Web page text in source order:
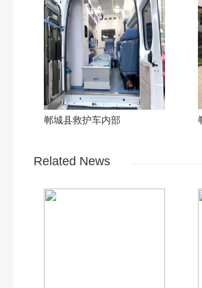
郸城县救护车内部
Related News